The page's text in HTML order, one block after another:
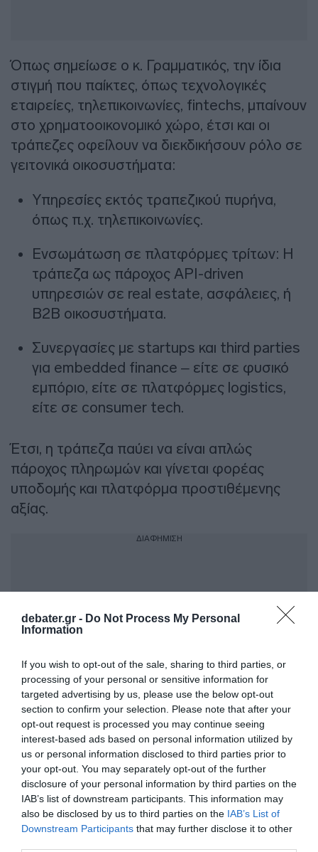
debater.gr - Do Not Process My Personal
Information
If you wish to opt-out of the sale, sharing to third parties, or
processing of your personal or sensitive information for
targeted advertising by us, please use the below opt-out
section to confirm your selection. Please note that after your
opt-out request is processed you may continue seeing
interest-based ads based on personal information utilized by
us or personal information disclosed to third parties prior to
your opt-out. You may separately opt-out of the further
disclosure of your personal information by third parties on the
IAB’s list of downstream participants. This information may
also be disclosed by us to third parties on the IAB’s List of
Downstream Participants that may further disclose it to other
Όπως σημείωσε ο κ. Γραμματικός, την ίδια
στιγμή που παίκτες, όπως τεχνολογικές
εταιρείες, τηλεπικοινωνίες, fintechs, μπαίνουν
στο χρηματοοικονομικό χώρο, έτσι και οι
τράπεζες οφείλουν να διεκδικήσουν ρόλο σε
γειτονικά οικοσυστήματα:
Υπηρεσίες εκτός τραπεζικού πυρήνα,
όπως π.χ. τηλεπικοινωνίες.
Ενσωμάτωση σε πλατφόρμες τρίτων: Η
τράπεζα ως πάροχος API-driven
υπηρεσιών σε real estate, ασφάλειες, ή
B2B οικοσυστήματα.
Συνεργασίες με startups και third parties
για embedded finance – είτε σε φυσικό
εμπόριο, είτε σε πλατφόρμες logistics,
είτε σε consumer tech.
Έτσι, η τράπεζα παύει να είναι απλώς
πάροχος πληρωμών και γίνεται φορέας
υποδομής και πλατφόρμα προστιθέμενης
αξίας.
ΔΙΑΦΗΜΙΣΗ
«Η πίεση εσόδων από τις πληρωμές, μας
αναγκάζει να καινοτομήσουμε – και αυτό είναι
θετικό. Ανοίγει ο δρόμος για ένα νέο
τραπεζικό μοντέλο, όχι βασισμένο σε
“χρεώσεις ανά πράξη”, αλλά σε αξιοποίηση
δεδομένων, εξατομίκευση, τεχνολογία και